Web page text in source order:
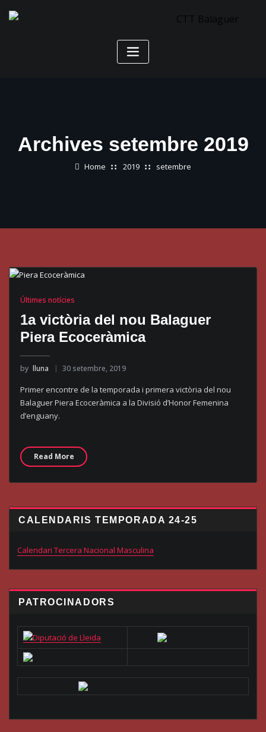
Archives setembre 2019
Home 2019 setembre
Últimes notícies
1a victòria del nou Balaguer
Piera Ecoceràmica
by lluna 30 setembre, 2019
Primer encontre de la temporada i primera victòria del nou
Balaguer Piera Ecoceràmica a la Divisió d’Honor Femenina
d’enguany.
Read More
CALENDARIS TEMPORADA 24-25
Calendari Tercera Nacional Masculina
PATROCINADORS